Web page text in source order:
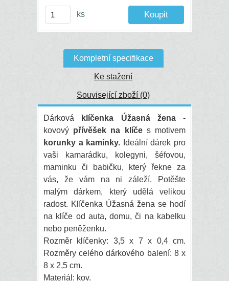
ks
Kompletní specifikace
Ke stažení
Související zboží (0)
Dárková klíčenka Úžasná žena-
kovový přívěšek na klíčes motivem
korunky a kamínky. Ideální dárek pro
vaši kamarádku, kolegyni, šéfovou,
maminku či babičku, který řekne za
vás, že vám na ni záleží. Potěšte
malým dárkem, který udělá velikou
radost. Klíčenka Úžasná žena se hodí
na klíče od auta, domu, či na kabelku
nebo peněženku.
Rozměr klíčenky: 3,5 x 7 x 0,4 cm.
Rozměry celého dárkového balení: 8 x
8 x 2,5 cm.
Materiál: kov.